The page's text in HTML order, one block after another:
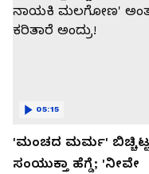
'ಮಂಚದ ಮರ್ಮ'
ಸಂಯುಕ್ತಾ ಹೆಗ್ಡೆ; 'ನೀವೇ
05:15